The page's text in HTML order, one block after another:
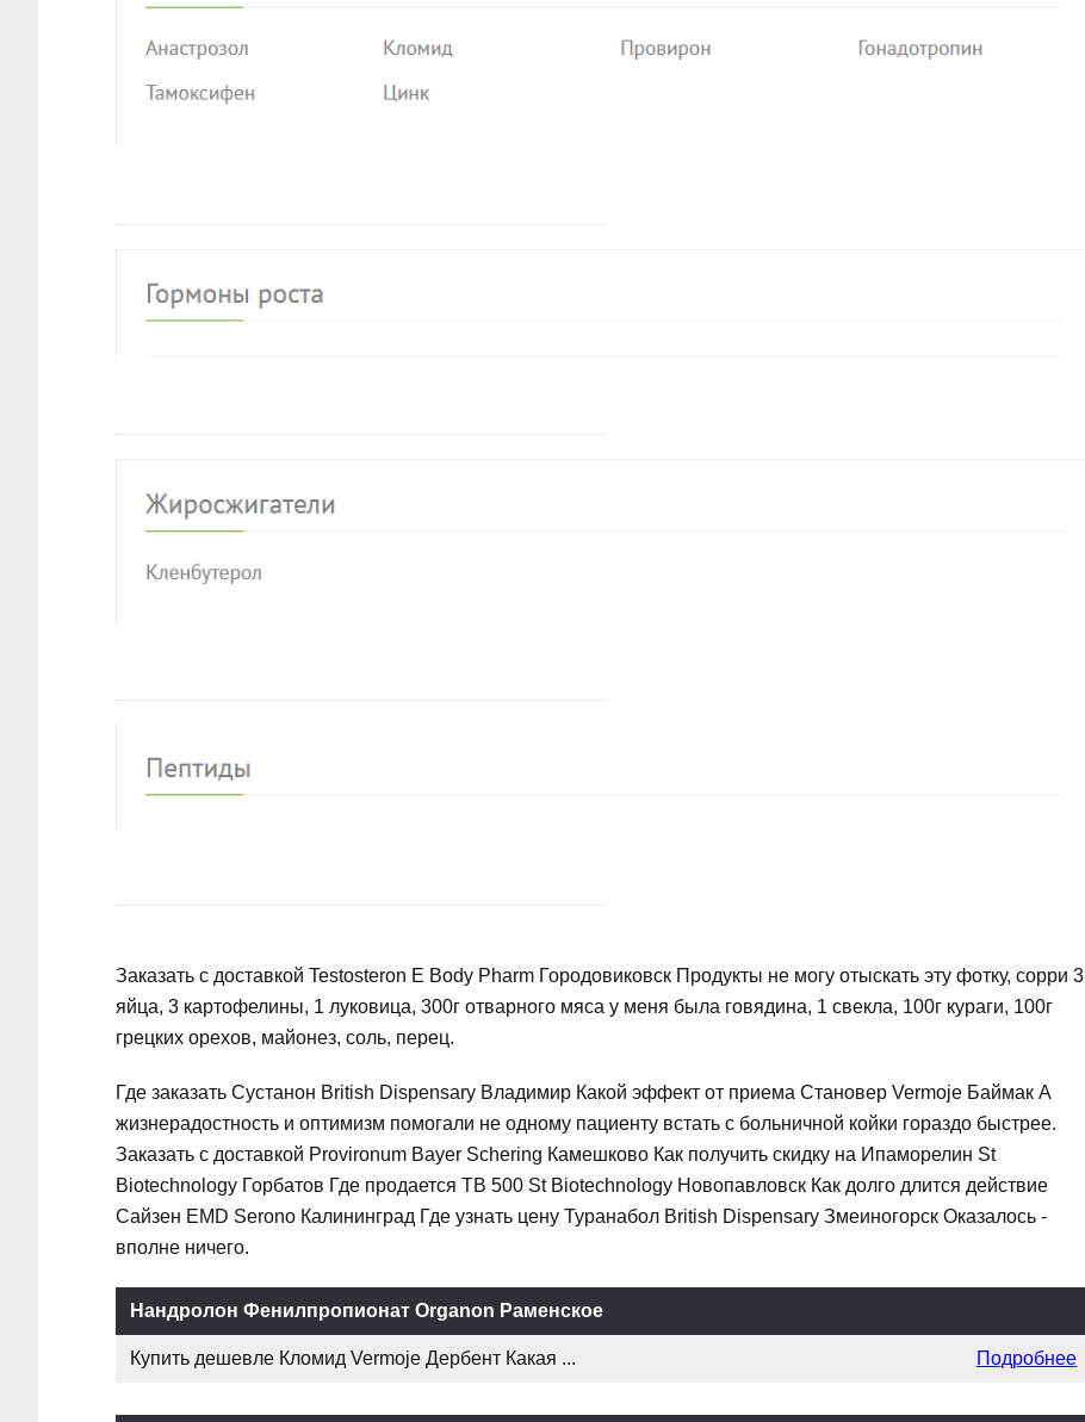
Заказать с доставкой Testosteron E Body Pharm Городовиковск Продукты не могу отыскать эту фотку, сорри 3
яйца, 3 картофелины, 1 луковица, 300г отварного мяса у меня была говядина, 1 свекла, 100г кураги, 100г
грецких орехов, майонез, соль, перец.
Где заказать Сустанон British Dispensary Владимир Какой эффект от приема Становер Vermoje Баймак А
жизнерадостность и оптимизм помогали не одному пациенту встать с больничной койки гораздо быстрее.
Заказать с доставкой Provironum Bayer Schering Камешково Как получить скидку на Ипаморелин St
Biotechnology Горбатов Где продается TB 500 St Biotechnology Новопавловск Как долго длится действие
Сайзен EMD Serono Калининград Где узнать цену Туранабол British Dispensary Змеиногорск Оказалось -
вполне ничего.
Нандролон Фенилпропионат Organon Раменское
Купить дешевле Кломид Vermoje Дербент Какая ... Подробнее